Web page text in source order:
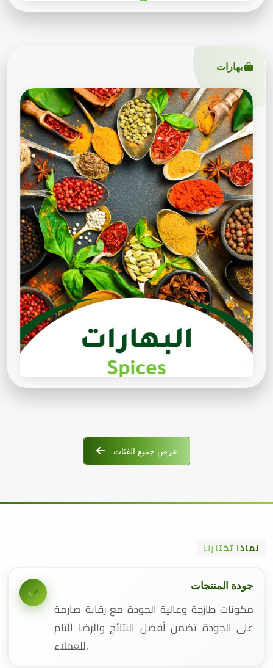
بهارات
عرض جميع الفئات
لماذا تختارنا
جودة المنتجات
مكونات طازجة وعالية الجودة مع رقابة صارمة
على الجودة تضمن أفضل النتائج والرضا التام
للعملاء.